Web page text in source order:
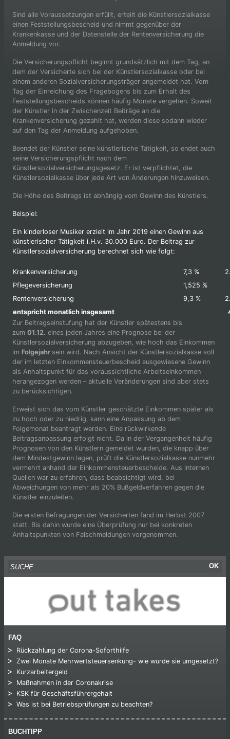
Sind alle Voraussetzungen erfüllt, erteilt die Künstlersozialkasse
einen Feststellungsbescheid und nimmt gegenüber der
Krankenkasse und der Datenstelle der Rentenversicherung die
Anmeldung vor.
Die Versicherungspflicht beginnt grundsätzlich mit dem Tag, an
dem der Versicherte sich bei der Künstlersozialkasse oder bei
einem anderen Sozialversicherungsträger angemeldet hat. Vom
Tag der Einreichung des Fragebogens bis zum Erhalt des
Feststellungsbescheids können häufig Monate vergehen. Soweit
der Künstler in der Zwischenzeit Beiträge an die
Krankenversicherung gezahlt hat, werden diese sodann wieder
auf den Tag der Anmeldung aufgehoben.
Beendet der Künstler seine künstlerische Tätigkeit, so endet auch
seine Versicherungspflicht nach dem
Künstlersozialversicherungsgesetz. Er ist verpflichtet, die
Künstlersozialkasse über jede Art von Änderungen hinzuweisen.
Die Höhe des Beitrags ist abhängig vom Gewinn des Künstlers.
Beispiel:
Ein kinderloser Musiker erzielt im Jahr 2019 einen Gewinn aus
künstlerischer Tätigkeit i.H.v. 30.000 Euro. Der Beitrag zur
Künstlersozialversicherung berechnet sich wie folgt:
Krankenversicherung 7,3 %
Pflegeversicherung
1,525 %
Rentenversicherung
9,3 %
entspricht monatlich insgesamt
Zur Beitragseinstufung hat der Künstler spätestens bis
zum 01.12. eines jeden Jahres eine Prognose bei der
Künstlersozialversicherung abzugeben, wie hoch das Einkommen
im Folgejahr sein wird. Nach Ansicht der Künstlersozialkasse soll
der im letzten Einkommensteuerbescheid ausgewiesene Gewinn
als Anhaltspunkt für das voraussichtliche Arbeitseinkommen
herangezogen werden – aktuelle Veränderungen sind aber stets
zu berücksichtigen.
Erweist sich das vom Künstler geschätzte Einkommen später als
zu hoch oder zu niedrig, kann eine Anpassung ab dem
Folgemonat beantragt werden. Eine rückwirkende
Beitragsanpassung erfolgt nicht. Da in der Vergangenheit häufig
Prognosen von den Künstlern gemeldet wurden, die knapp über
dem Mindestgewinn lagen, prüft die Künstlersozialkasse nunmehr
vermehrt anhand der Einkommensteuerbescheide. Aus internen
Quellen war zu erfahren, dass beabsichtigt wird, bei
Abweichungen von mehr als 20% Bußgeldverfahren gegen die
Künstler einzuleiten.
Die ersten Befragungen der Versicherten fand im Herbst 2007
statt. Bis dahin wurde eine Überprüfung nur bei konkreten
Anhaltspunkten von Falschmeldungen vorgenommen.
Suche nach: OK
FAQ
Rückzahlung der Corona-Soforthilfe
Zwei Monate Mehrwertsteuersenkung- wie wurde sie umgesetzt?
Kurzarbeitergeld
Maßnahmen in der Coronakrise
KSK für Geschäftsführergehalt
Was ist bei Betriebsprüfungen zu beachten?
BUCHTIPP